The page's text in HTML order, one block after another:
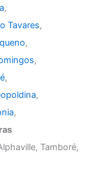
,
Tavares,
,
,
,
,
,
Tamboré,